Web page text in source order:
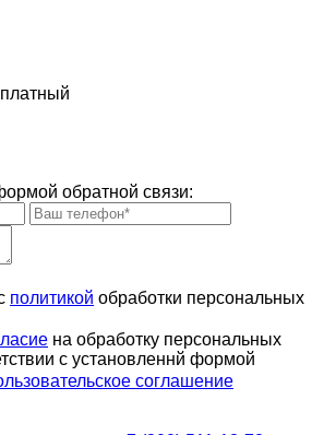
обратной связи:
политикой обработки персональных
на обработку персональных
с установленнй формой
соглашение